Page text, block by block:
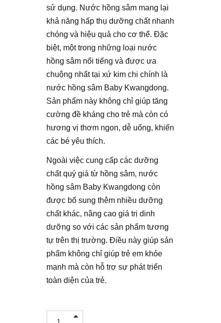
sử dụng. Nước hồng sâm mang lại
khả năng hấp thụ dưỡng chất nhanh
chóng và hiệu quả cho cơ thể. Đặc
biệt, một trong những loại nước
hồng sâm nổi tiếng và được ưa
chuộng nhất tại xứ kim chi chính là
nước hồng sâm Baby Kwangdong.
Sản phẩm này không chỉ giúp tăng
cường đề kháng cho trẻ mà còn có
hương vị thơm ngon, dễ uống, khiến
các bé yêu thích.
Ngoài việc cung cấp các dưỡng
chất quý giá từ hồng sâm, nước
hồng sâm Baby Kwangdong còn
được bổ sung thêm nhiều dưỡng
chất khác, nâng cao giá trị dinh
dưỡng so với các sản phẩm tương
tự trên thị trường. Điều này giúp sản
phẩm không chỉ giúp trẻ em khỏe
mạnh mà còn hỗ trợ sự phát triển
toàn diện của trẻ.